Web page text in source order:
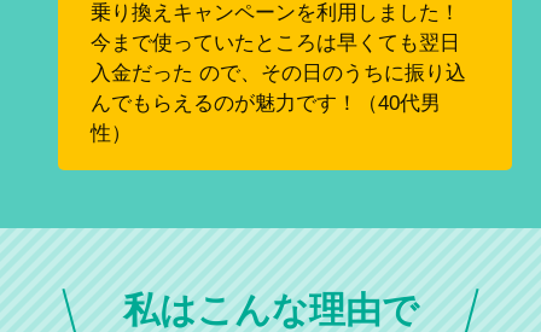
乗り換えキャンペーンを利用しました！
今まで使っていたところは早くても翌日
入金だった ので、その日のうちに振り込
んでもらえるのが魅力です！（40代男
性）
私はこんな理由で